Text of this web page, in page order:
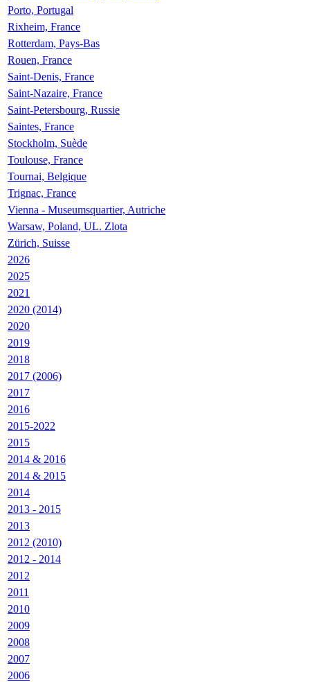
Porto, Portugal
Rixheim, France
Rotterdam, Pays-Bas
Rouen, France
Saint-Denis, France
Saint-Nazaire, France
Saint-Petersbourg, Russie
Saintes, France
Stockholm, Suède
Toulouse, France
Tournai, Belgique
Trignac, France
Vienna - Museumsquartier, Autriche
Warsaw, Poland, UL. Zlota
Zürich, Suisse
2026
2025
2021
2020 (2014)
2020
2019
2018
2017 (2006)
2017
2016
2015-2022
2015
2014 & 2016
2014 & 2015
2014
2013 - 2015
2013
2012 (2010)
2012 - 2014
2012
2011
2010
2009
2008
2007
2006